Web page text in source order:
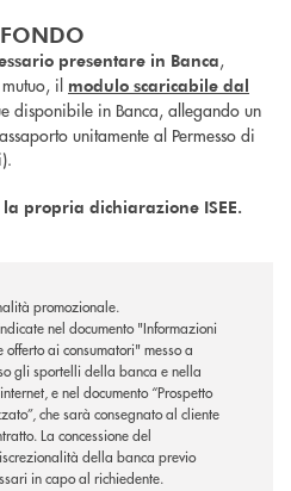
presentare in Banca,
il modulo scaricabile dal
disponibile in Banca, allegando un
unitamente al Permesso di
propria dichiarazione ISEE.
promozionale.
nel documento "Informazioni
ai consumatori" messo a
gli sportelli della banca e nella
e nel documento “Prospetto
che sarà consegnato al cliente
La concessione del
della banca previo
in capo al richiedente.